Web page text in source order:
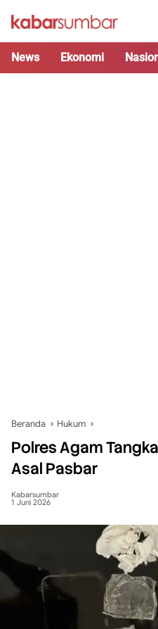
News Ekonomi
Beranda Hukum
Polres Agam
Asal Pasbar
Kabarsumbar
1 Juni 2026